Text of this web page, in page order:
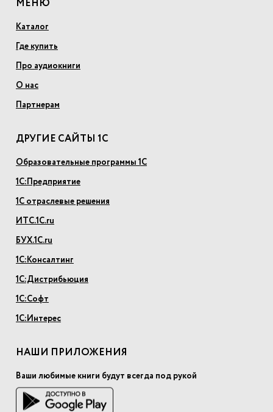
МЕНЮ
Каталог
Где купить
Про аудиокниги
О нас
Партнерам
ДРУГИЕ САЙТЫ 1С
Образовательные программы 1С
1С:Предприятие
1С отраслевые решения
ИТС.1С.ru
БУХ.1С.ru
1С:Консалтинг
1С:Дистрибьюция
1С:Софт
1С:Интерес
НАШИ ПРИЛОЖЕНИЯ
Ваши любимые книги будут всегда под рукой